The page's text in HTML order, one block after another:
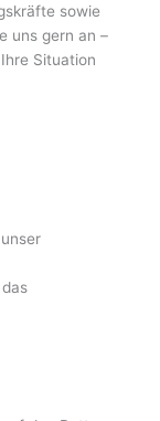
sowie
uns gern an –
Situation